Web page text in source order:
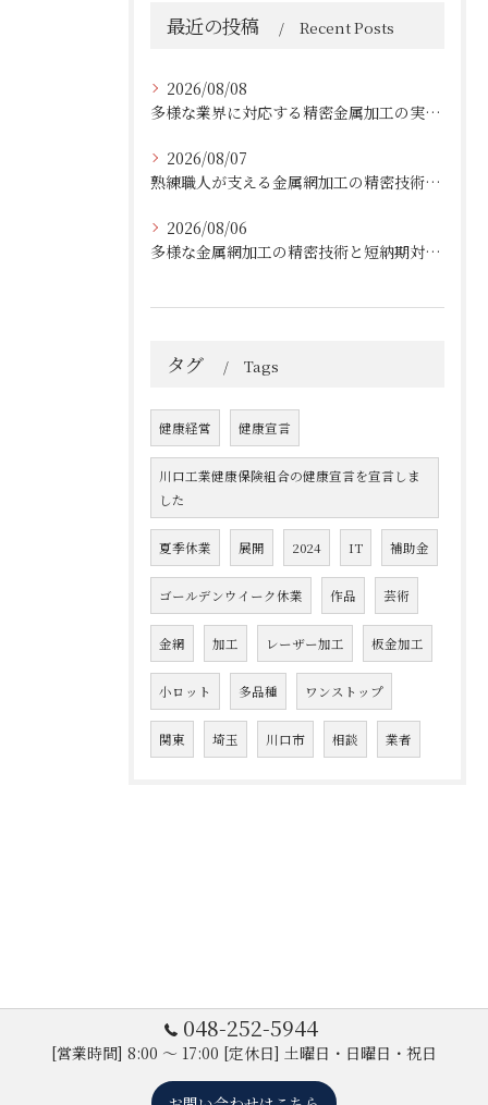
最近の投稿 Recent Posts
2026/08/08
多様な業界に対応する精密金属加工の実績と技術
2026/08/07
熟練職人が支える金属網加工の精密技術と柔軟対応
2026/08/06
多様な金属網加工の精密技術と短納期対応の実例
タグ Tags
健康経営 健康宣言
川口工業健康保険組合の健康宣言を宣言しま
した
夏季休業 展開 2024 IT 補助金
ゴールデンウイーク休業 作品 芸術
金網 加工 レーザー加工 板金加工
小ロット 多品種 ワンストップ
関東 埼玉 川口市 相談 業者
048-252-5944
[営業時間] 8:00 ～ 17:00 [定休日] 土曜日・日曜日・祝日